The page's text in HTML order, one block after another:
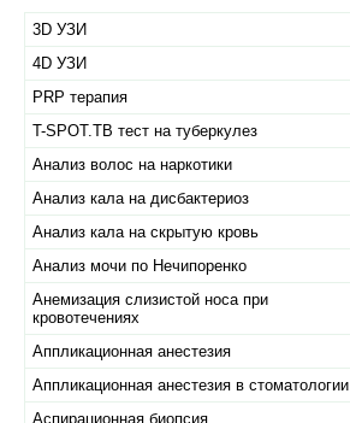
3D УЗИ
4D УЗИ
PRP терапия
T-SPOT.TB тест на туберкулез
Анализ волос на наркотики
Анализ кала на дисбактериоз
Анализ кала на скрытую кровь
Анализ мочи по Нечипоренко
Анемизация слизистой носа при
кровотечениях
Аппликационная анестезия
Аппликационная анестезия в стоматологии
Аспирационная биопсия